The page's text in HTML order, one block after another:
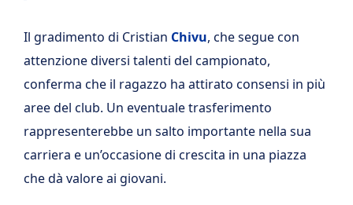
Il gradimento di Cristian Chivu, che segue con
attenzione diversi talenti del campionato,
conferma che il ragazzo ha attirato consensi in più
aree del club. Un eventuale trasferimento
rappresenterebbe un salto importante nella sua
carriera e un’occasione di crescita in una piazza
che dà valore ai giovani.